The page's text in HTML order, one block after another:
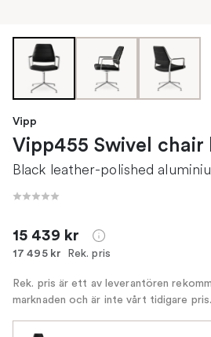
Vipp
Vipp455 Swivel chair
Black leather-polished
15 439 kr
17 495 kr Rek. pris
Rek. pris är ett av leverantören
marknaden och är inte vårt tidigare pris.